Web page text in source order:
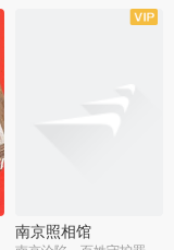
南京照相馆